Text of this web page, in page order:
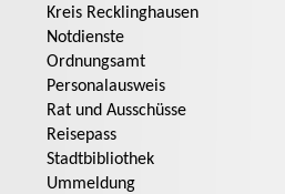
Kreis Recklinghausen
Notdienste
Ordnungsamt
Personalausweis
Rat und Ausschüsse
Reisepass
Stadtbibliothek
Ummeldung